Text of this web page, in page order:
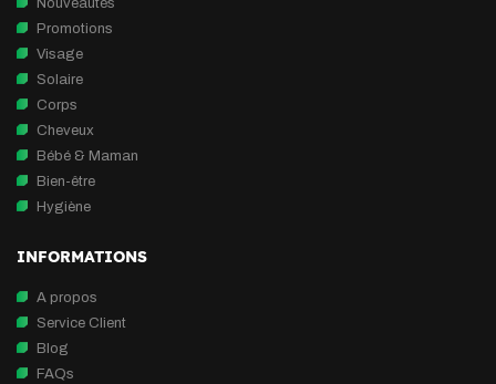
Nouveautés
Promotions
Visage
Solaire
Corps
Cheveux
Bébé & Maman
Bien-être
Hygiène
INFORMATIONS
A propos
Service Client
Blog
FAQs